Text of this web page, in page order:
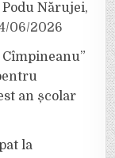
Nărujei,
06/2026
Cîmpineanu”
an școlar
la